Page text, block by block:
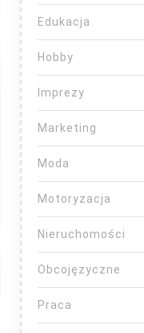
Edukacja
Hobby
Imprezy
Marketing
Moda
Motoryzacja
Nieruchomości
Obcojęzyczne
Praca